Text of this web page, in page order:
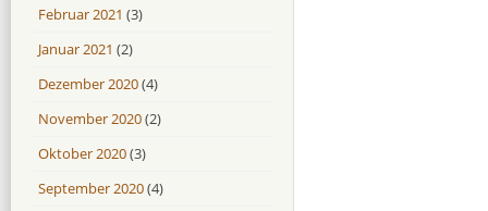
Februar 2021 (3)
Januar 2021 (2)
Dezember 2020(4)
November 2020(2)
Oktober 2020(3)
September 2020(4)